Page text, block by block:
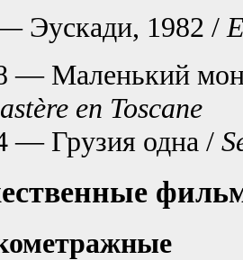
Эускади, 1982 /
— Маленький
en Toscane
— Грузия одна /